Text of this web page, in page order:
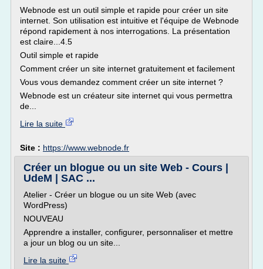
Webnode est un outil simple et rapide pour créer un site
internet. Son utilisation est intuitive et l'équipe de Webnode
répond rapidement à nos interrogations. La présentation
est claire...4.5
Outil simple et rapide
Comment créer un site internet gratuitement et facilement
Vous vous demandez comment créer un site internet ?
Webnode est un créateur site internet qui vous permettra
de...
Lire la suite
Site : https://www.webnode.fr
Créer un blogue ou un site Web - Cours |
UdeM | SAC ...
Atelier - Créer un blogue ou un site Web (avec
WordPress)
NOUVEAU
Apprendre a installer, configurer, personnaliser et mettre
a jour un blog ou un site...
Lire la suite